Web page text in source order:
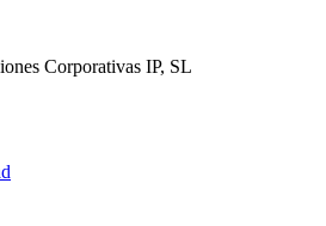
Corporativas IP, SL